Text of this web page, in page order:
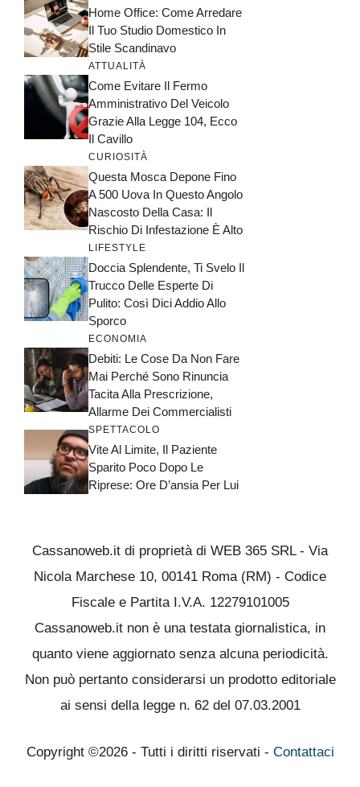
Home Office: Come Arredare
Il Tuo Studio Domestico In
Stile Scandinavo
ATTUALITÀ
Come Evitare Il Fermo
Amministrativo Del Veicolo
Grazie Alla Legge 104, Ecco
Il Cavillo
CURIOSITÀ
Questa Mosca Depone Fino
A 500 Uova In Questo Angolo
Nascosto Della Casa: Il
Rischio Di Infestazione È Alto
LIFESTYLE
Doccia Splendente, Ti Svelo Il
Trucco Delle Esperte Di
Pulito: Così Dici Addio Allo
Sporco
ECONOMIA
Debiti: Le Cose Da Non Fare
Mai Perché Sono Rinuncia
Tacita Alla Prescrizione,
Allarme Dei Commercialisti
SPETTACOLO
Vite Al Limite, Il Paziente
Sparito Poco Dopo Le
Riprese: Ore D’ansia Per Lui
Cassanoweb.it di proprietà di WEB 365 SRL - Via
Nicola Marchese 10, 00141 Roma (RM) - Codice
Fiscale e Partita I.V.A. 12279101005
Cassanoweb.it non è una testata giornalistica, in
quanto viene aggiornato senza alcuna periodicità.
Non può pertanto considerarsi un prodotto editoriale
ai sensi della legge n. 62 del 07.03.2001
Copyright ©2026 - Tutti i diritti riservati - Contattaci